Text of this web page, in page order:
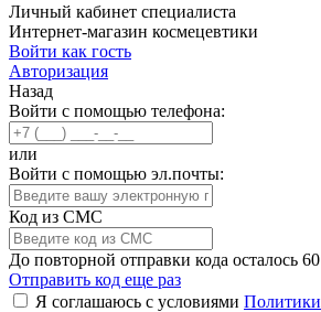
Личный кабинет специалиста
Интернет-магазин космецевтики
Войти как гость
Авторизация
Назад
Войти с помощью телефона:
или
Войти с помощью эл.почты:
Код из СМС
До повторной отправки кода осталось 60
Отправить код еще раз
Я соглашаюсь с условиями Политики